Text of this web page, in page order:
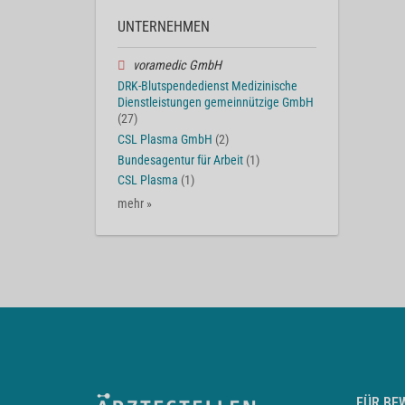
UNTERNEHMEN
voramedic GmbH
DRK-Blutspendedienst Medizinische
Dienstleistungen gemeinnützige GmbH
(27)
CSL Plasma GmbH (2)
Bundesagentur für Arbeit (1)
CSL Plasma (1)
mehr »